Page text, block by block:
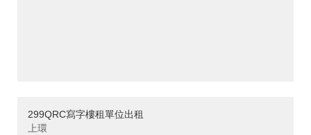
299QRC寫字樓租單位出租
上環